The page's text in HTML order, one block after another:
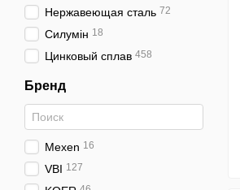
Нержавеющая сталь 72
Силумін 18
Цинковый сплав 458
Бренд
Mexen 16
VBI 127